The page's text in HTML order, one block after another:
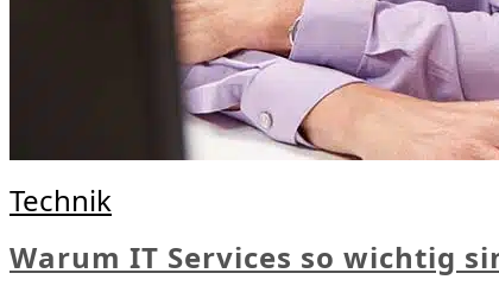
Technik
Warum IT Services so wichtig